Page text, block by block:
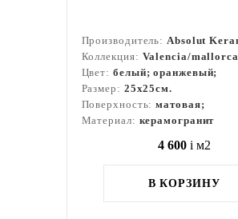
Производитель:Absolut
Коллекция: Valencia/mallorca
Цвет: белый; оранжевый;
Размер: 25x25см.
Поверхность:матовая;
Материал: керамогранит
4 600 i м2
В КОРЗИНУ